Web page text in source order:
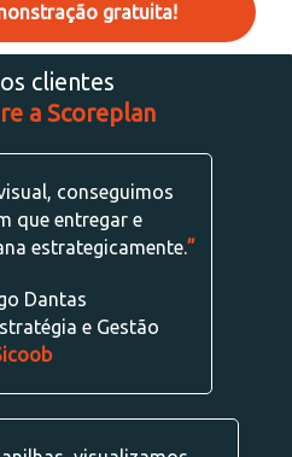
gratuita!
clientes
a Scoreplan
conseguimos
que entregar e
estrategicamente.”
Dantas
e Gestão